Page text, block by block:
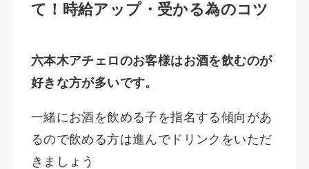
て！時給アップ・受かる為のコツ
六本木アチェロのお客様はお酒を飲むのが
好きな方が多いです。
一緒にお酒を飲める子を指名する傾向があ
るので飲める方は進んでドリンクをいただ
きましょう